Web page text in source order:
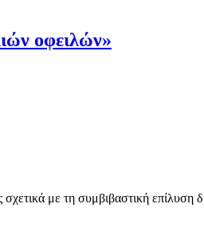
οφειλών»
με τη συμβιβαστική επίλυση